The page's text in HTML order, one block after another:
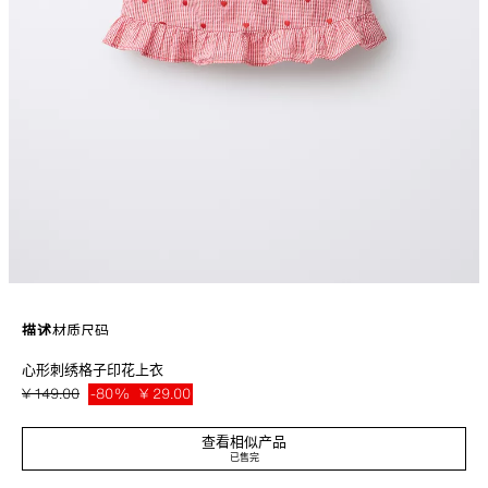
描述材质尺码
小圆翻领无袖上衣。背部开叉纽扣闭合。下摆叠层细节装饰。格子印花，心形
刺绣细节装饰。
8574/591/609
心形刺绣格子印花上衣
¥ 149.00 -80% ¥ 29.00
查看相似产品
已售完
¥